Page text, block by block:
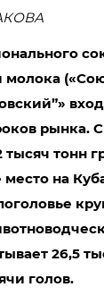
молока
рынка.
тысяч тонн
место на
26,5
голов.